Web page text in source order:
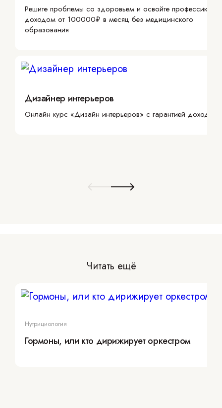
Решите проблемы со здоровьем и освойте профессию с
доходом от 100000₽ в месяц без медицинского
образования
Дизайнер интерьеров
Онлайн курс «Дизайн интерьеров» с гарантией дохода
Читать ещё
Нутрициология
Гормоны, или кто дирижирует оркестром